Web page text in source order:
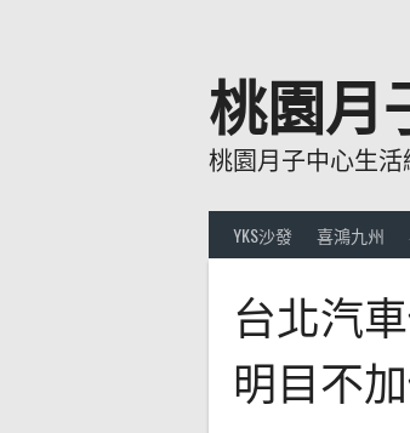
桃園月
桃園月子中心生
YKS沙發 喜鴻九州
台北汽
明目不